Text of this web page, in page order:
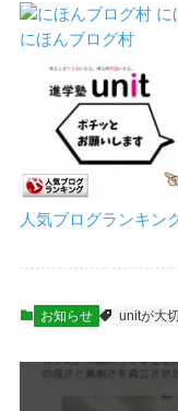
にほんブログ村
人気ブログランキン
お知らせ unitが大